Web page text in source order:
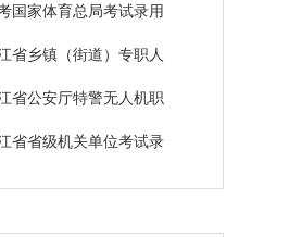
国家体育总局考试录用
省乡镇（街道）专职人
省公安厅特警无人机职
省省级机关单位考试录